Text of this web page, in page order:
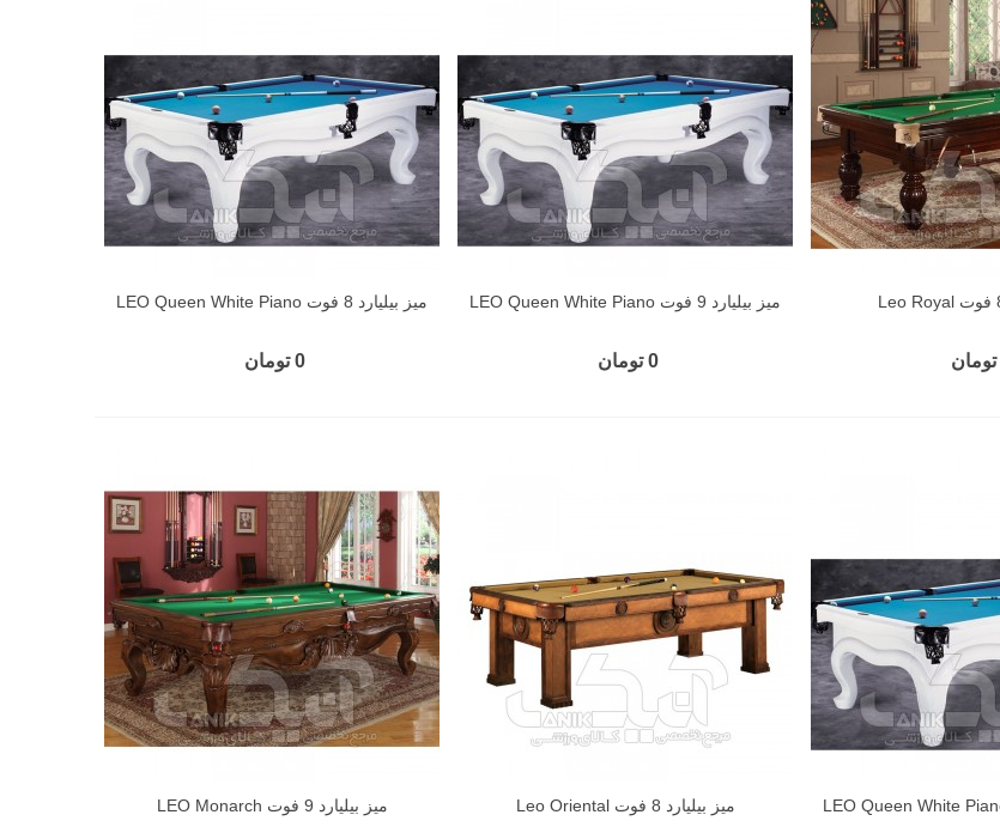
میز بیلیارد 9 فوت LEO Queen White Piano
0 تومان
میز بیلیارد 8 فوت LEO Queen White Piano
0 تومان
میز بیلیارد 8 فوت Leo Oriental میز بیلیارد 9 فوت LEO Monarch